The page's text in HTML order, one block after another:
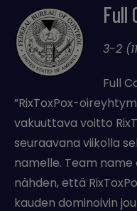
Full
3-2
Full
”RixToxPox-
vakuuttava voitto
seuraavana viikolla
namelle. Team
nähden, että
kauden dominoivin